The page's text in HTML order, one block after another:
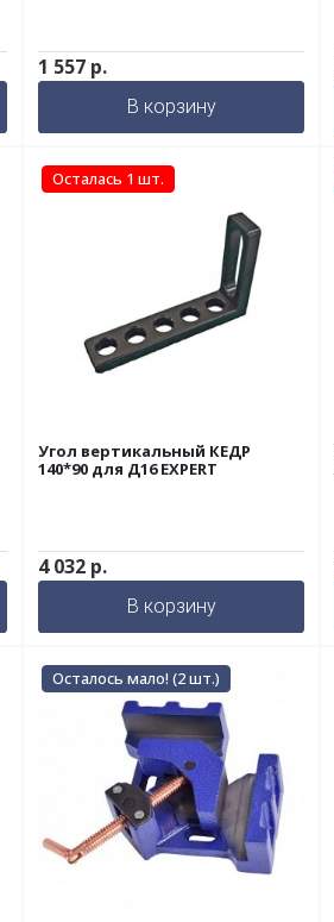
1 557 р.
В корзину
Осталась 1 шт.
Угол вертикальный КЕДР
140*90 для Д16 EXPERT
4 032 р.
В корзину
Осталось мало! (2 шт.)